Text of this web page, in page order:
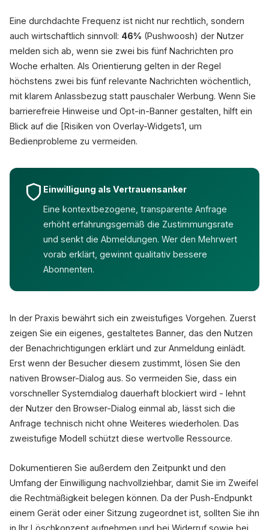
Eine durchdachte Frequenz ist nicht nur rechtlich, sondern
auch wirtschaftlich sinnvoll: 46% (Pushwoosh) der Nutzer
melden sich ab, wenn sie zwei bis fünf Nachrichten pro
Woche erhalten. Als Orientierung gelten in der Regel
höchstens zwei bis fünf relevante Nachrichten wöchentlich,
mit klarem Anlassbezug statt pauschaler Werbung. Wenn Sie
barrierefreie Hinweise und Opt-in-Banner gestalten, hilft ein
Blick auf die [Risiken von Overlay-Widgets1, um
Bedienprobleme zu vermeiden.
Einwilligung als Vertrauensanker
Eine kontextbezogene, transparente Anfrage
erhöht erfahrungsgemäß die Zustimmungsrate
und senkt die Abmeldungen. Wer den Mehrwert
vorab erklärt, gewinnt qualitativ bessere
Abonnenten.
In der Praxis bewährt sich ein zweistufiges Vorgehen. Zuerst
zeigen Sie ein eigenes, gestaltetes Banner, das den Nutzen
der Benachrichtigungen erklärt und zur Anmeldung einlädt.
Erst wenn der Besucher diesem zustimmt, lösen Sie den
nativen Browser-Dialog aus. So vermeiden Sie, dass ein
vorschneller Systemdialog dauerhaft blockiert wird - lehnt
der Nutzer den Browser-Dialog einmal ab, lässt sich die
Anfrage technisch nicht ohne Weiteres wiederholen. Das
zweistufige Modell schützt diese wertvolle Ressource.
Dokumentieren Sie außerdem den Zeitpunkt und den
Umfang der Einwilligung nachvollziehbar, damit Sie im Zweifel
die Rechtmäßigkeit belegen können. Da der Push-Endpunkt
einem Gerät oder einer Sitzung zugeordnet ist, sollten Sie ihn
in Ihr Löschkonzept aufnehmen und bei Widerruf sowie bei